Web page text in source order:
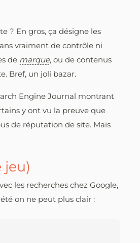
? En gros, ça désigne les
vraiment de contrôle ni
de marque, ou de contenus
Bref, un joli bazar.
Engine Journal montrant
y ont vu la preuve que
de réputation de site. Mais
jeu)
les recherches chez Google,
on ne peut plus clair :